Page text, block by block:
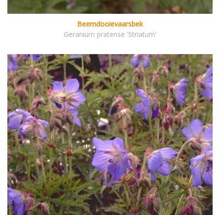
Beemdooievaarsbek
Geranium pratense 'Striatum'